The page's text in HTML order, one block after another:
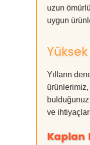
uzun
uygun
Yılların
ve
Kaplan